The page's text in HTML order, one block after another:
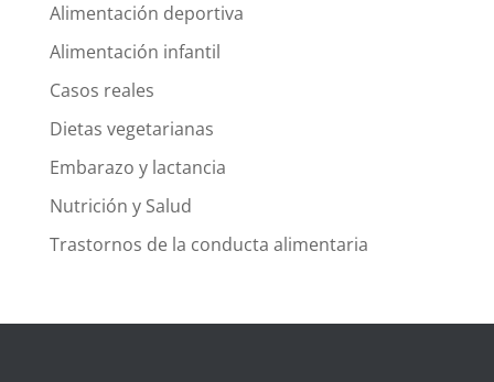
Alimentación deportiva
Alimentación infantil
Casos reales
Dietas vegetarianas
Embarazo y lactancia
Nutrición y Salud
Trastornos de la conducta alimentaria